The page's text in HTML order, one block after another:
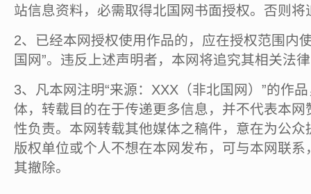
站信息资料，必需取得北国网书面授权。否则将
2、已经本网授权使用作品的，应在授权范围内
国网”。违反上述声明者，本网将追究其相关法
3、凡本网注明“来源：XXX（非北国网）”的作
体，转载目的在于传递更多信息，并不代表本
性负责。本网转载其他媒体之稿件，意在为公
版权单位或个人不想在本网发布，可与本网联
其撤除。